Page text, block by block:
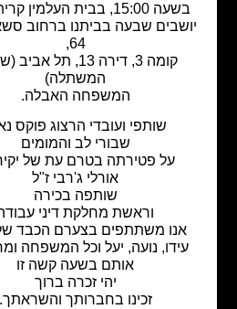
שבעה בביתנו ברחוב סשא ארגוב
קומה 3, דירה 13, תל אביב (שכונת
המשתלה)
המשפחה האבלה.
שותפי ועובדי הרצוג פוקס נאמן
שבורי לב והמומים
על פטירתה בטרם עת של יקירתנו
אורלי ג'רבי ז"ל
שותפה בכירה
וראשת מחלקת דיני עבודה
אנו משתתפים בצערם הכבד של אלון,
עידו, נועה, יעל וכל המשפחה ומחבקים
אותם בשעה קשה זו
יהי זכרה ברוך
זכינו בחברותך והשראתך.